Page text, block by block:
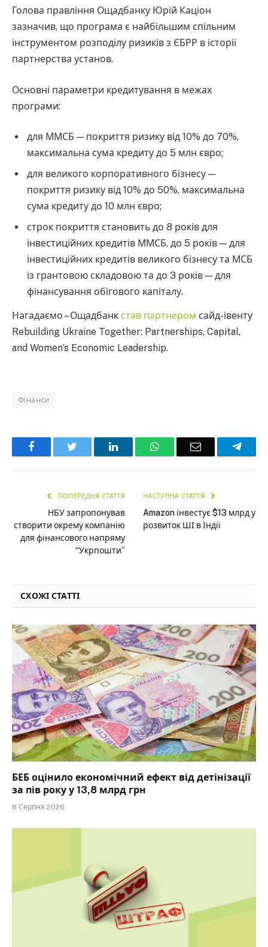
Голова правління Ощадбанку Юрій Каціон
зазначив, що програма є найбільшим спільним
інструментом розподілу ризиків з ЄБРР в історії
партнерства установ.
Основні параметри кредитування в межах
програми:
для ММСБ — покриття ризику від 10% до 70%,
максимальна сума кредиту до 5 млн євро;
для великого корпоративного бізнесу —
покриття ризику від 10% до 50%, максимальна
сума кредиту до 10 млн євро;
строк покриття становить до 8 років для
інвестиційних кредитів ММСБ, до 5 років — для
інвестиційних кредитів великого бізнесу та МСБ
із грантовою складовою та до 3 років — для
фінансування обігового капіталу.
Нагадаємо – Ощадбанк став партнером сайд-івенту
Rebuilding Ukraine Together: Partnerships, Capital,
and Women’s Economic Leadership.
Фінанси
Facebook LinkedInWhatsAppEmail
ПОПЕРЕДНЯ СТАТТЯ
НБУ запропонував
створити окрему компанію
для фінансового напряму
“Укрпошти”
НАСТУПНА СТАТТЯ
Amazon інвестує $13 млрд у
розвиток ШІ в Індії
СХОЖІ СТАТТІ
БЕБ оцінило економічний ефект від детінізації
за пів року у 13,8 млрд грн
8 Серпня 2026